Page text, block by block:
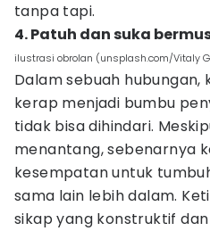
tanpa tapi.
4. Patuh dan suka
ilustrasi obrolan (unsplash.com/Vitaly
Dalam sebuah
kerap menjadi bumbu
tidak bisa dihindari.
menantang, sebenarnya
kesempatan untuk
sama lain lebih dalam.
sikap yang konstruktif